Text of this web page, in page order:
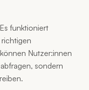
funktioniert
Nutzer:innen
sondern